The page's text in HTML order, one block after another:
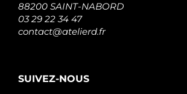
88200 SAINT-NABORD
03 29 22 34 47
contact@atelierd.fr
SUIVEZ-NOUS